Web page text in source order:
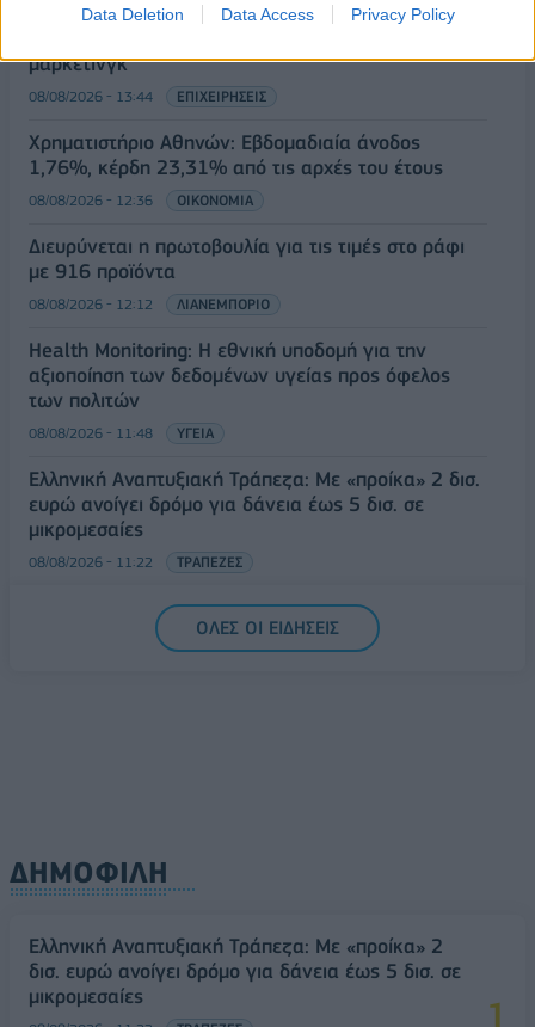
Data Deletion Data Access Privacy Policy
Οι Hamilton Reserve Bank και SEE Capital
μάρκετινγκ
08/08/2026 - 13:44 ΕΠΙΧΕΙΡΗΣΕΙΣ
Χρηματιστήριο Αθηνών: Εβδομαδιαία άνοδος
1,76%, κέρδη 23,31% από τις αρχές του έτους
08/08/2026 - 12:36 ΟΙΚΟΝΟΜΙΑ
Διευρύνεται η πρωτοβουλία για τις τιμές στο ράφι
με 916 προϊόντα
08/08/2026 - 12:12 ΛΙΑΝΕΜΠΟΡΙΟ
Health Monitoring: Η εθνική υποδομή για την
αξιοποίηση των δεδομένων υγείας προς όφελος
των πολιτών
08/08/2026 - 11:48 ΥΓΕΙΑ
Ελληνική Αναπτυξιακή Τράπεζα: Με «προίκα» 2 δισ.
ευρώ ανοίγει δρόμο για δάνεια έως 5 δισ. σε
μικρομεσαίες
08/08/2026 - 11:22 ΤΡΑΠΕΖΕΣ
5G παντού, 6G στον ορίζοντα: Πού βρίσκεται η
Ελλάδα στη μεγάλη τεχνολογική μετάβαση
ΟΛΕΣ ΟΙ ΕΙΔΗΣΕΙΣ
ΔΗΜΟΦΙΛΗ
Ελληνική Αναπτυξιακή Τράπεζα: Με «προίκα» 2
δισ. ευρώ ανοίγει δρόμο για δάνεια έως 5 δισ. σε
μικρομεσαίες